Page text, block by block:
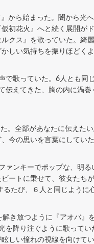
から始まった。闇から光
初花火』へと続く展開がド
クス』を歌っていた。綺
しい気持ちを振りほどく
で歌っていた。6人とも同
伝えてきた、胸の内に渦巻
。全部があなたに伝えた
今の思いを言葉にしていた
ァンキーでポップな、明る
ートに乗せて、彼女たち
たび、６人と同じように
き放つように『アオバ』
を降り注ぐように歌ってい
しい憧れの視線を向けてい